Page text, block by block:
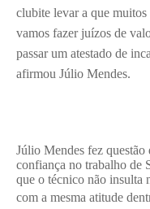
clubite levar a que
vamos fazer juízos de
passar um atestado de
afirmou Júlio Mendes.
Júlio Mendes fez questão
confiança no trabalho de
que o técnico não insulta
com a mesma atitude